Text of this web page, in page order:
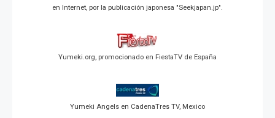
en Internet, por la publicación japonesa "Seekjapan.jp".
Yumeki.org, promocionado en FiestaTV de España
Yumeki Angels en CadenaTres TV, Mexico